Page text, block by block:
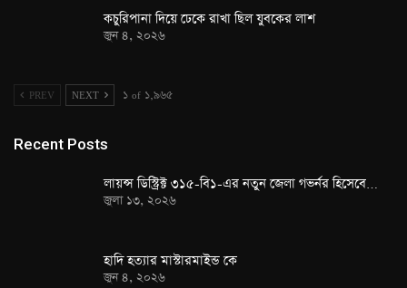
কচুরিপানা দিয়ে ঢেকে রাখা ছিল যুবকের লাশ
জুন ৪, ২০২৬
PREV NEXT ১ of ১,৯৬৫
Recent Posts
লায়ন্স ডিস্ট্রিক্ট ৩১৫-বি১-এর নতুন জেলা গভর্নর হিসেবে…
জুলা ১৩, ২০২৬
হাদি হত্যার মাস্টারমাইন্ড কে
জুন ৪, ২০২৬